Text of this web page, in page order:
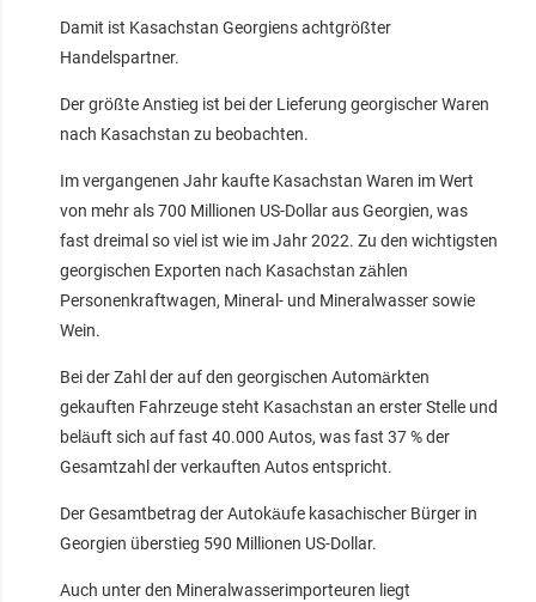
Damit ist Kasachstan Georgiens achtgrößter
Handelspartner.
Der größte Anstieg ist bei der Lieferung georgischer Waren
nach Kasachstan zu beobachten.
Im vergangenen Jahr kaufte Kasachstan Waren im Wert
von mehr als 700 Millionen US-Dollar aus Georgien, was
fast dreimal so viel ist wie im Jahr 2022. Zu den wichtigsten
georgischen Exporten nach Kasachstan zählen
Personenkraftwagen, Mineral- und Mineralwasser sowie
Wein.
Bei der Zahl der auf den georgischen Automärkten
gekauften Fahrzeuge steht Kasachstan an erster Stelle und
beläuft sich auf fast 40.000 Autos, was fast 37 % der
Gesamtzahl der verkauften Autos entspricht.
Der Gesamtbetrag der Autokäufe kasachischer Bürger in
Georgien überstieg 590 Millionen US-Dollar.
Auch unter den Mineralwasserimporteuren liegt